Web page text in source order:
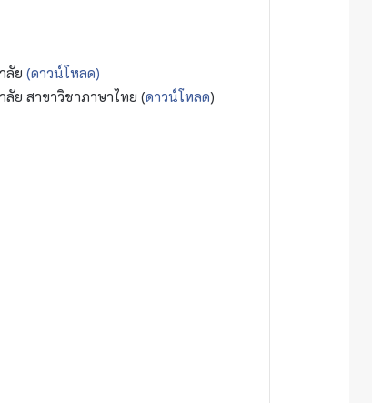
ลัย (ดาวน์โหลด)
ย สาขาวิชาภาษาไทย (ดาวน์โหลด)